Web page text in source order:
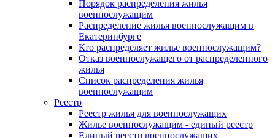
Порядок распределения жилья
военнослужащим
Распределение жилья военнослужащим в
Екатеринбурге
Кто распределяет жилье военнослужащим?
Отказ военнослужащего от распределенного
жилья
Список распределения жилья
военнослужащим
Реестр
Реестр жилья для военнослужащих
Жилье военнослужащим - единый реестр
Единый реестр военнослужащих